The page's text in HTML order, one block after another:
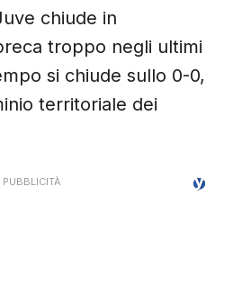
chiude in
troppo negli ultimi
si chiude sullo 0-0,
territoriale dei